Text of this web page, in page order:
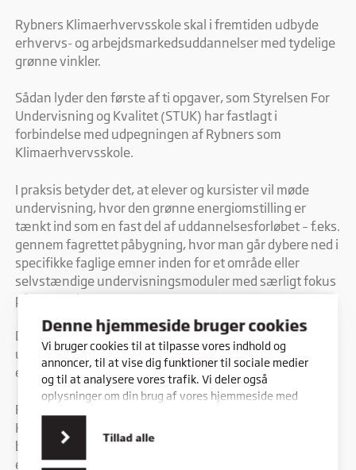
Denne hjemmeside bruger cookies
Vi bruger cookies til at tilpasse vores indhold og
annoncer, til at vise dig funktioner til sociale medier
og til at analysere vores trafik. Vi deler også
oplysninger om din brug af vores hjemmeside med
vores partnere inden for sociale medier,
annonceringspartnere og analysepartnere. Vores
partnere kan kombinere disse data med andre
oplysninger, du har givet dem, eller som de har
Tillad alle
Rybners Klimaerhvervsskole skal i fremtiden udbyde
erhvervs- og arbejdsmarkedsuddannelser med tydelige
grønne vinkler.
Sådan lyder den første af ti opgaver, som Styrelsen For
Undervisning og Kvalitet (STUK) har fastlagt i
forbindelse med udpegningen af Rybners som
Klimaerhvervsskole.
I praksis betyder det, at elever og kursister vil møde
undervisning, hvor den grønne energiomstilling er
tænkt ind som en fast del af uddannelsesforløbet – f.eks.
gennem fagrettet påbygning, hvor man går dybere ned i
specifikke faglige emner inden for et område eller
selvstændige undervisningsmoduler med særligt fokus
på grønne kompetencer.
De grønne vinkler i uddannelserne udvikles med
udgangspunkt i den nuværende ramme for Rybners
erhvervsuddannelser.
For at drive arbejdet fremad har Rybners
Klimaerhvervsskole nedsat et udviklingsteam
bestående af undervisere fra både
erhvervsuddannelserne og kursusafdelingen. Teamets